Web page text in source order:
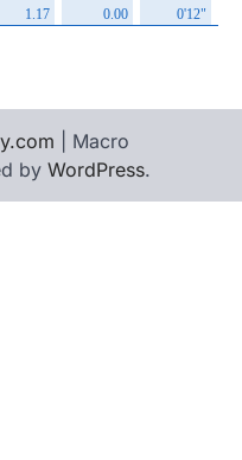
| Macro
by WordPress.